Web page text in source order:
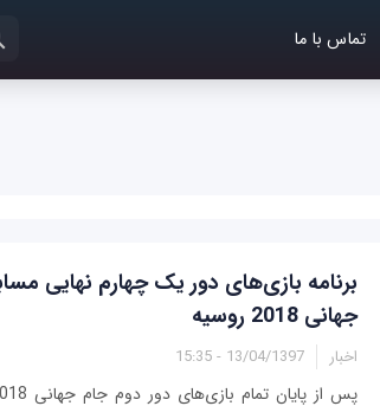
تماس با ما
برنامه بازی‌های دور یک چهارم نهایی
جهانی 2018 روسیه
اخبار 13/04/1397 - 15:35